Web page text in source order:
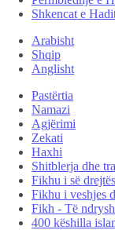
Shkencat e
Arabisht
Shqip
Anglisht
Pastërtia
Namazi
Agjërimi
Zekati
Haxhi
Shitblerja dhe
Fikhu i së
Fikhu i veshjes
Fikh - Të
400 këshilla